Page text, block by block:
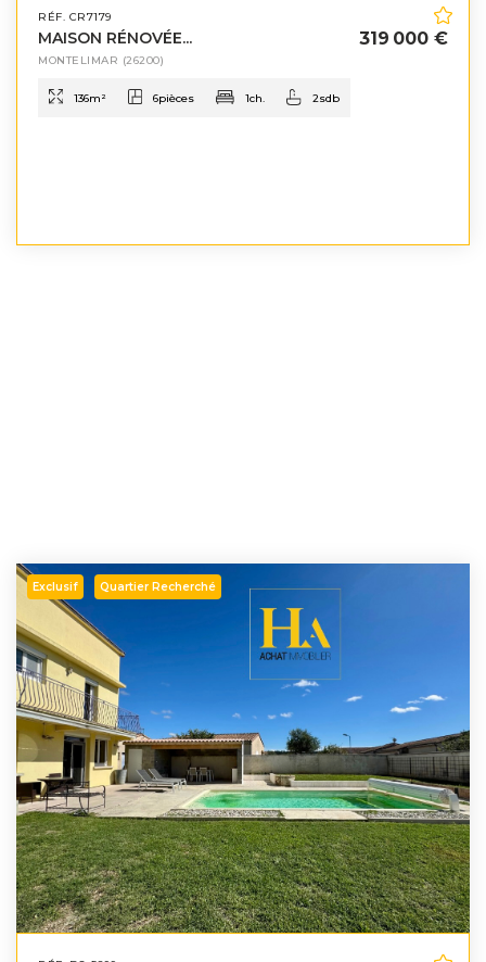
RÉF. CR7179
MAISON RÉNOVÉE...
MONTELIMAR (26200)
319 000 €
136m² 6pièces 1ch. 2sdb
Exclusif Quartier Recherché